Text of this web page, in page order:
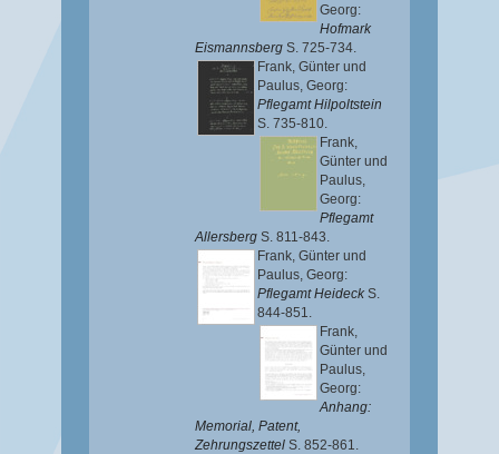
Georg:
Hofmark
Eismannsberg S. 725-734.
Frank, Günter und
Paulus, Georg:
Pflegamt Hilpoltstein
S. 735-810.
Frank,
Günter und
Paulus,
Georg:
Pflegamt
Allersberg S. 811-843.
Frank, Günter und
Paulus, Georg:
Pflegamt Heideck S.
844-851.
Frank,
Günter und
Paulus,
Georg:
Anhang:
Memorial, Patent,
Zehrungszettel S. 852-861.